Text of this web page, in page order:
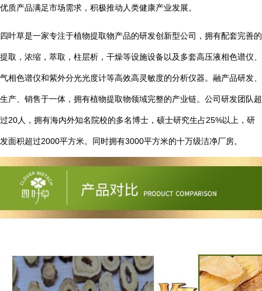
优质产品满足市场需求，积极推动人类健康产业发展。
四叶草是一家专注于植物提取物产品的研发创新型公司，拥有配套完善的
提取，浓缩，萃取，柱层析，干燥等设施设备以及多套高压液相色谱仪、
气相色谱仪和紫外分光光度计等高效高灵敏度的分析仪器。融产品研发、
生产、销售于一体，拥有植物提取物领域完整的产业链。公司研发团队超
过20人，拥有海内外知名院校的多名博士，硕士研究生占25%以上，研
发面积超过2000平方米。同时拥有3000平方米的十万级洁净厂房。